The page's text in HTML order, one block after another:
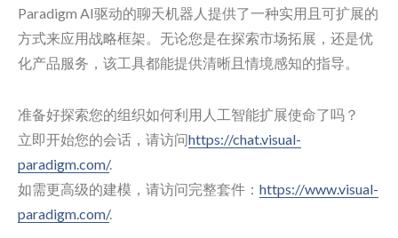
Paradigm AI驱动的聊天机器人提供了一种实用且可扩展的
方式来应用战略框架。无论您是在探索市场拓展，还是优
化产品服务，该工具都能提供清晰且情境感知的指导。
准备好探索您的组织如何利用人工智能扩展使命了吗？
立即开始您的会话，请访问https://chat.visual-
paradigm.com/.
如需更高级的建模，请访问完整套件： https://www.visual-
paradigm.com/.